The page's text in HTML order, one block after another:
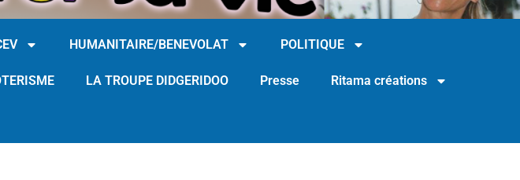
HUMANITAIRE/BENEVOLAT POLITIQUE
LA TROUPE DIDGERIDOO Presse Ritama créations